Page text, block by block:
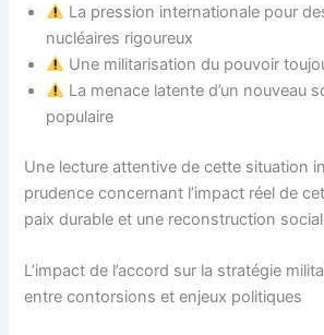
La pression internationale pour
nucléaires rigoureux
Une militarisation du pouvoir
La menace latente d’un nouveau
populaire
Une lecture attentive de cette situation
prudence concernant l’impact réel de
paix durable et une reconstruction
L’impact de l’accord sur la stratégie
entre contorsions et enjeux politiques